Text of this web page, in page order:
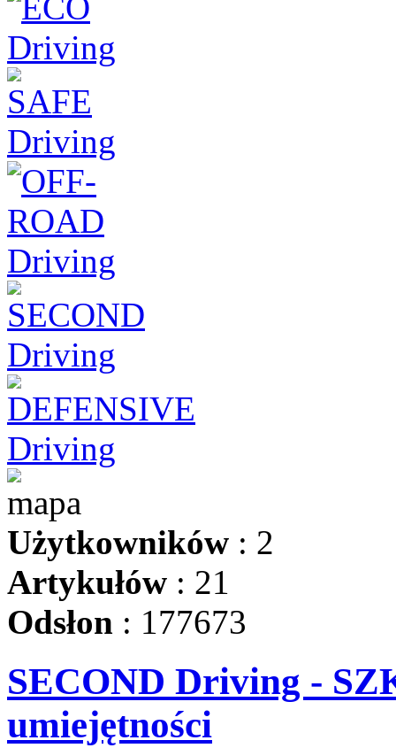
Użytkowników : 2
Artykułów : 21
Odsłon : 177673
SECOND Driving -
umiejętności